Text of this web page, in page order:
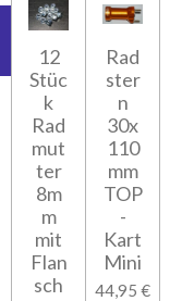
12
Stüc
k
Rad
mut
ter
8m
m
mit
Flan
sch
Rad
ster
n
30x
110
mm
TOP
-
Kart
Mini
44,95 €